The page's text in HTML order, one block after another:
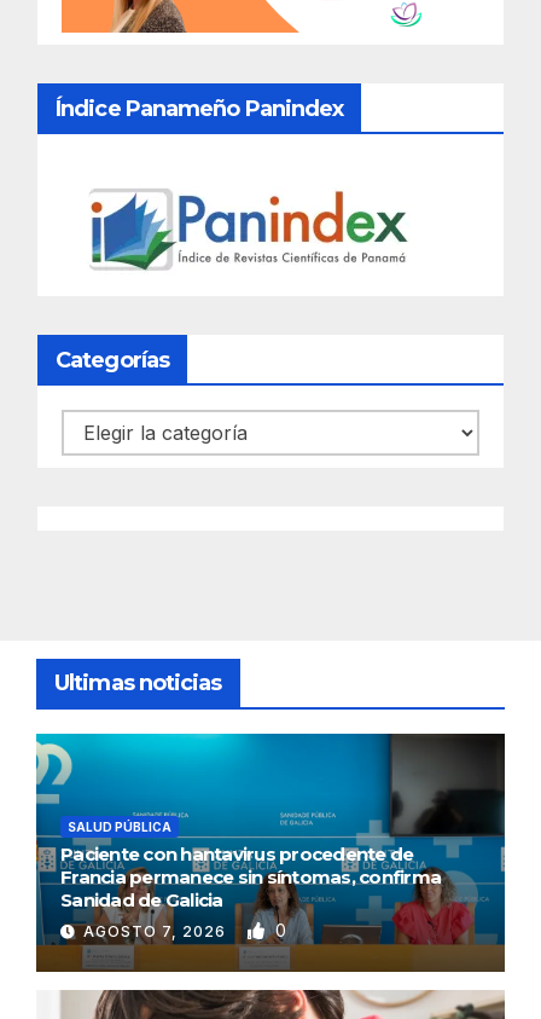
Índice Panameño Panindex
Categorías
Categorías
Ultimas noticias
SALUD PÚBLICA
Paciente con hantavirus procedente de
Francia permanece sin síntomas, confirma
Sanidad de Galicia
AGOSTO 7, 2026 0